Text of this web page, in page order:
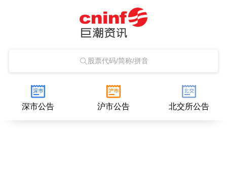
股票代码/简称/拼音
深市公告 沪市公告 北交所公告